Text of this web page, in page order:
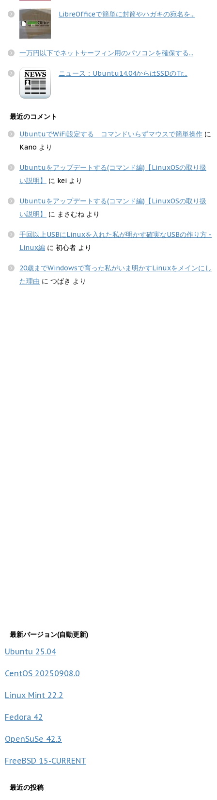
LibreOfficeで簡単に封筒やハガキの宛名を...
一万円以下でネットサーフィン用のパソコンを確保する...
ニュース：Ubuntu14.04からはSSDのTr...
最近のコメント
UbuntuでWiFi設定する コマンドいらずマウスで簡単操作 に
Kano より
Ubuntuをアップデートする(コマンド編)【LinuxOSの取り扱
い説明】
に kei より
Ubuntuをアップデートする(コマンド編)【LinuxOSの取り扱
い説明】
に まさむね より
千回以上USBにLinuxを入れた私が明かす確実なUSBの作り方 -
Linux編 に 初心者 より
20歳までWindowsで育った私がいま明かすLinuxをメインにし
た理由 に つばき より
最新バージョン(自動更新)
Ubuntu 25.04
CentOS 20250908.0
Linux Mint 22.2
Fedora 42
OpenSuSe 42.3
FreeBSD 15-CURRENT
最近の投稿